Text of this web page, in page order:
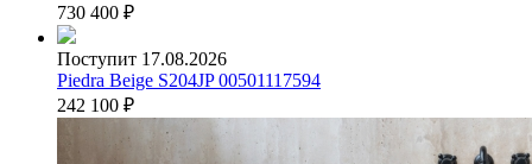
730 400 ₽
Поступит 17.08.2026
Piedra Beige S204JP 00501117594
242 100 ₽